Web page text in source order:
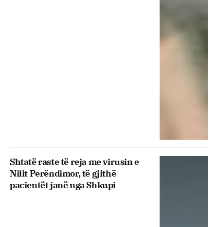
Shtatë raste të reja me virusin e
Nilit Perëndimor, të gjithë
pacientët janë nga Shkupi